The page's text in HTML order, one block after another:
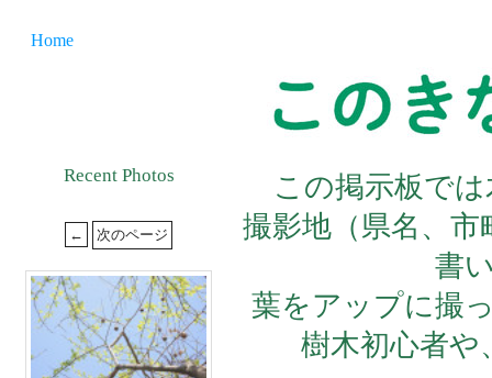
Home
Recent Photos
この掲示板で
撮影地（県名、
書
葉をアップに撮
樹木初心者や